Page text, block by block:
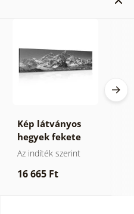
Kép látványos
hegyek fekete
fehérben
Az indíték szerint
16 665 Ft